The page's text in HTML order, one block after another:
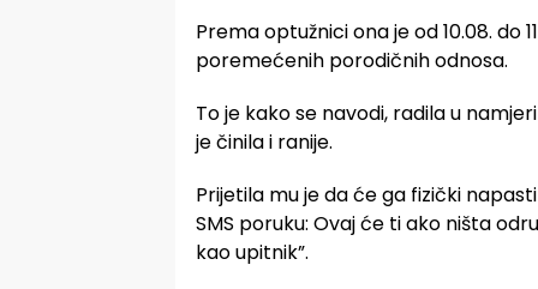
Prema optužnici ona je od 10.08. do
poremećenih porodičnih odnosa.
To je kako se navodi, radila u
je činila i ranije.
Prijetila mu je da će ga fizički
SMS poruku: Ovaj će ti ako ništa
kao upitnik”.